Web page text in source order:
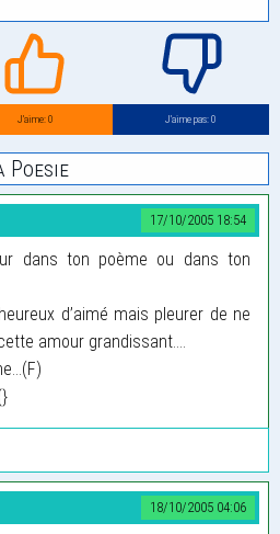
J’aime: 0 J’aime pas: 0
Poesie
17/10/2005 18:54
dans ton poème ou dans ton
d’aimé mais pleurer de ne
amour grandissant....
18/10/2005 04:06